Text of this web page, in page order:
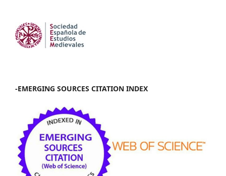
-EMERGING SOURCES CITATION INDEX